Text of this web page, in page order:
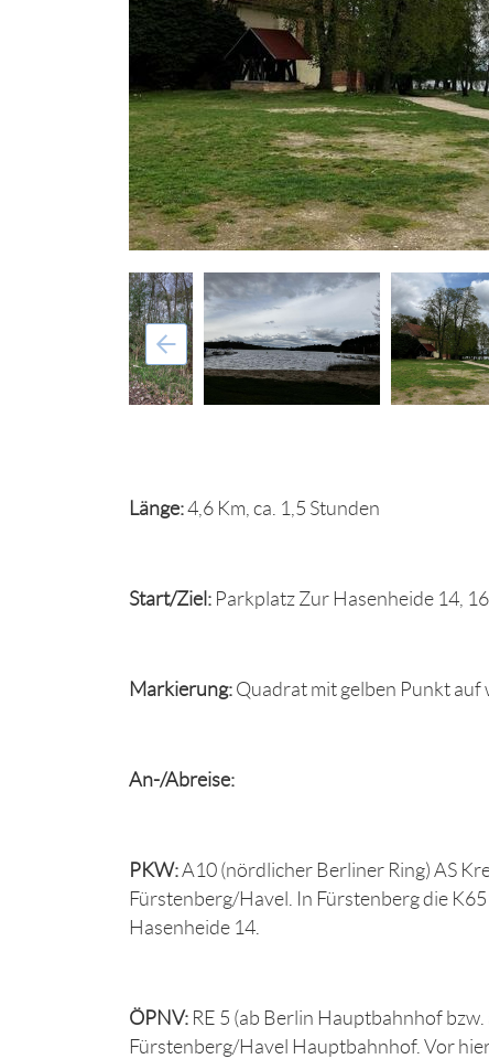
Länge:4,6 Km, ca. 1,5 Stunden
Start/Ziel: Parkplatz Zur Hasenheide 14,
Markierung: Quadrat mit gelben Punkt
An-/Abreise:
PKW:A10 (nördlicher Berliner Ring) AS
Fürstenberg/Havel. In Fürstenberg die
Hasenheide 14.
ÖPNV: RE 5 (ab Berlin Hauptbahnhof
Fürstenberg/Havel Hauptbahnhof. Vor